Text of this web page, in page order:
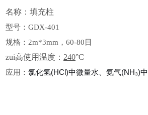
名称：填充柱
型号： GDX-401
规格： 2m*3mm，60-80目
zui高使用温度： 240°C
应用： 氯化氢(HCl)中微量水、氨气(NH₃)